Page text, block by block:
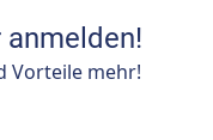
Vorteile mehr!